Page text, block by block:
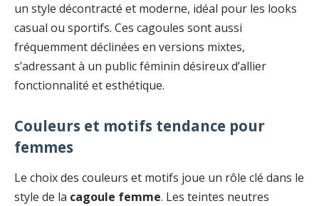
un style décontracté et moderne, idéal pour les looks
casual ou sportifs. Ces cagoules sont aussi
fréquemment déclinées en versions mixtes,
s’adressant à un public féminin désireux d’allier
fonctionnalité et esthétique.
Couleurs et motifs tendance pour
femmes
Le choix des couleurs et motifs joue un rôle clé dans le
style de la cagoule femme. Les teintes neutres